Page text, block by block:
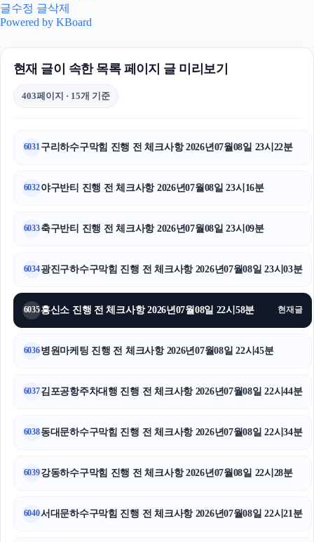
고양이파양
영등포하수구막힘
의정부학교폭력변호사
고양이보호소
구로구하수구막힘
글수정 글삭제
Powered by KBoard
현재 글이 속한 목록 페이지 글 미리보기
403페이지 · 15개 기준
6031구리하수구막힘 진행 전 체크사항 2026년07월08일 23시22분
6032야구반티 진행 전 체크사항 2026년07월08일 23시16분
6033축구반티 진행 전 체크사항 2026년07월08일 23시09분
6034광진구하수구막힘 진행 전 체크사항 2026년07월08일 23시03분
6035흥신소 진행 전 체크사항 2026년07월08일 22시58분 현재글
6036병원마케팅 진행 전 체크사항 2026년07월08일 22시45분
6037김포공항주차대행 진행 전 체크사항 2026년07월08일 22시44분
6038동대문하수구막힘 진행 전 체크사항 2026년07월08일 22시34분
6039강동하수구막힘 진행 전 체크사항 2026년07월08일 22시28분
6040서대문하수구막힘 진행 전 체크사항 2026년07월08일 22시21분